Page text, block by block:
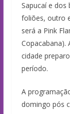
Sapucaí e dos
foliões, outro
será a Pink
Copacabana).
cidade
período.
A
domingo pós